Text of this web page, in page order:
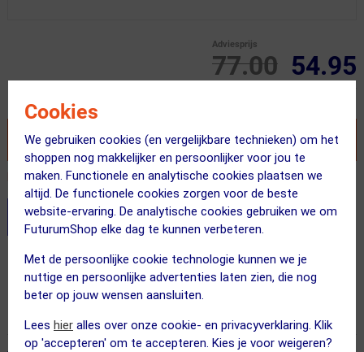
Cookies
We gebruiken cookies (en vergelijkbare technieken) om het
shoppen nog makkelijker en persoonlijker voor jou te
maken. Functionele en analytische cookies plaatsen we
altijd. De functionele cookies zorgen voor de beste
website-ervaring. De analytische cookies gebruiken we om
FuturumShop elke dag te kunnen verbeteren.
Met de persoonlijke cookie technologie kunnen we je
nuttige en persoonlijke advertenties laten zien, die nog
beter op jouw wensen aansluiten.
Lees hier alles over onze cookie- en privacyverklaring. Klik
op 'accepteren' om te accepteren. Kies je voor weigeren?
77.00
Adviesprijs
54.95
VOEG TOE AAN WINKELWAGEN
Recent besteld door 25 klanten! Bestel ook snel!
Stel je productvragen aan onze AI assistent
Gratis bezorging & retourneren
Voor 23:00 uur besteld, morgen in huis